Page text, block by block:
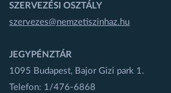
SZERVEZÉSI OSZTÁLY
szervezes@nemzetiszinhaz.hu
JEGYPÉNZTÁR
1095 Budapest, Bajor Gizi park 1.
Telefon: 1/476-6868